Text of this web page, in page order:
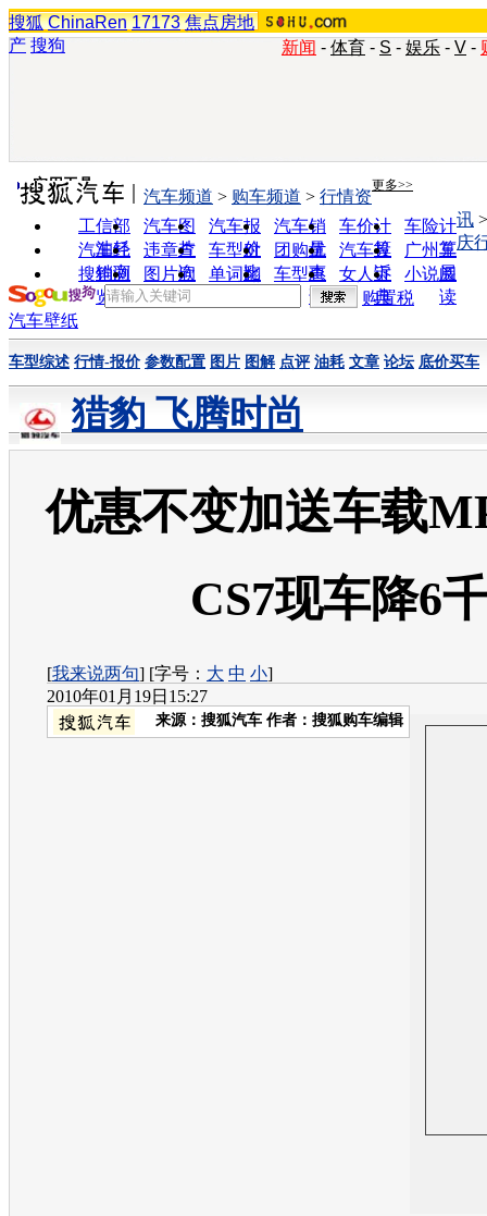
搜狐 ChinaRen 17173 焦点房地
产 搜狗 新闻 - 体育 - S - 娱乐 - V -
实用工具 更多>>
工信部
油耗
汽车图
片
汽车报
价
汽车销
量
车价计
算
车险计
算
汽车经
销商
违章查
询
车型对
比
团购优
惠
汽车投
诉
广州车
展
搜狗浏
览器
图片欣
赏
单词翻
车型查
询
女人宝
典
小说阅
读
汽车频道 > 购车频道 > 行情资
讯
庆
购置税
汽车壁纸
车型综述 行情-报价 参数配置 图片 图解 点评 油耗 文章 论坛 底价买车
猎豹 飞腾时尚
优惠不变加送车载
CS7现车降6
[我来说两句] [字号： 大 中 小]
2010年01月19日15:27
来源： 搜狐汽车 作者：搜狐购车编辑